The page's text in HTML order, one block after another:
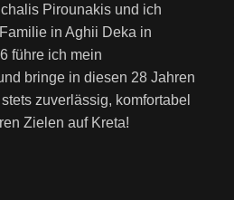
Pirounakis und ich
in Aghii Deka in
führe ich mein
bringe in diesen 28 Jahren
zuverlässig, komfortabel
Zielen auf Kreta!